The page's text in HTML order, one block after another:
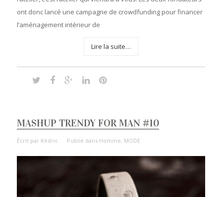
ont donc lancé une campagne de crowdfunding pour financer
l’aménagement intérieur de
Lire la suite…
MASHUP TRENDY FOR MAN #10
Écrit par Kédric Publié dans Homme, MODE